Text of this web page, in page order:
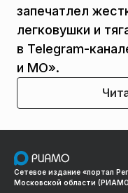
запечатлел
легковушки и
в Telegram-
и МО».
Сетевое издание «портал
Московской области